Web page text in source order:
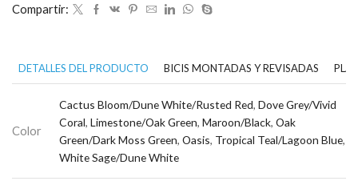
Compartir:
DETALLES DEL PRODUCTO BICIS MONTADAS Y REVISADAS
Color
Cactus Bloom/Dune White/Rusted Red, Dove Grey/Vivid
Coral, Limestone/Oak Green, Maroon/Black, Oak
Green/Dark Moss Green, Oasis, Tropical Teal/Lagoon Blue,
White Sage/Dune White